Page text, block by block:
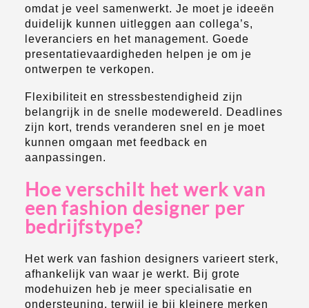
omdat je veel samenwerkt. Je moet je ideeën
duidelijk kunnen uitleggen aan collega’s,
leveranciers en het management. Goede
presentatievaardigheden helpen je om je
ontwerpen te verkopen.
Flexibiliteit en stressbestendigheid zijn
belangrijk in de snelle modewereld. Deadlines
zijn kort, trends veranderen snel en je moet
kunnen omgaan met feedback en
aanpassingen.
Hoe verschilt het werk van
een fashion designer per
bedrijfstype?
Het werk van fashion designers varieert sterk,
afhankelijk van waar je werkt. Bij grote
modehuizen heb je meer specialisatie en
ondersteuning, terwijl je bij kleinere merken